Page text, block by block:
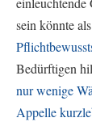
sein könnte
Bedürftigen
nur wenige
Appelle